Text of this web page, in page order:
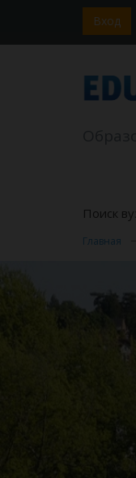
Вход
Поиск
Главная